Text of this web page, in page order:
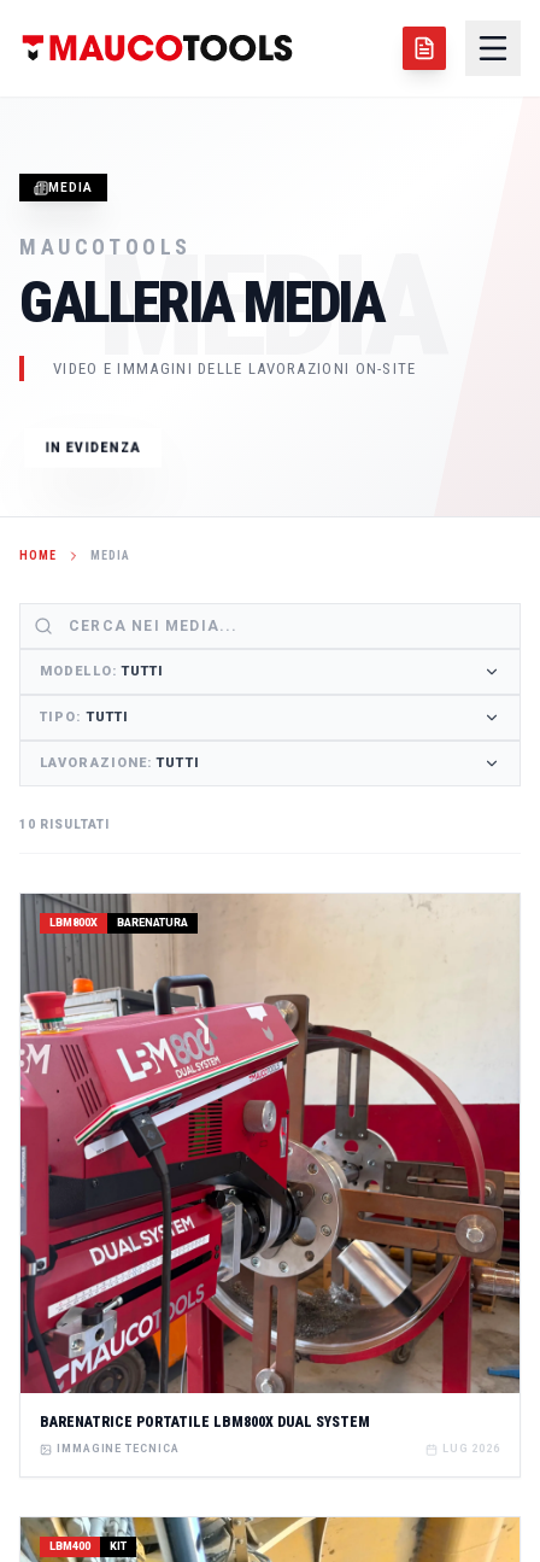
MEDIA
MEDIA
MAUCOTOOLS
GALLERIA MEDIA
VIDEO E IMMAGINI DELLE LAVORAZIONI ON-SITE
IN EVIDENZA
HOME MEDIA
MODELLO: TUTTI
TIPO: TUTTI
LAVORAZIONE: TUTTI
10 RISULTATI
LBM800X BARENATURA
BARENATRICE PORTATILE LBM800X DUAL SYSTEM
IMMAGINE TECNICA LUG 2026
LBM400 KIT